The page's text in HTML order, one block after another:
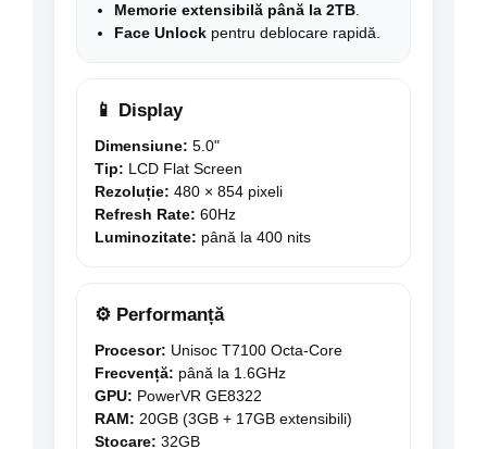
Memorie extensibilă până la 2TB
Face Unlock pentru deblocare rapidă.
📱 Display
Dimensiune: 5.0"
Tip: LCD Flat Screen
Rezoluție: 480 × 854 pixeli
Refresh Rate: 60Hz
Luminozitate: până la 400 nits
⚙️ Performanță
Procesor: Unisoc T7100 Octa-Core
Frecvență: până la 1.6GHz
GPU: PowerVR GE8322
RAM: 20GB (3GB + 17GB extensibili)
Stocare: 32GB